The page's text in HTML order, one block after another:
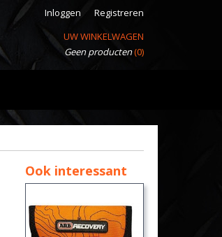
Inloggen
Registreren
UW WINKELWAGEN
Geen producten(0)
Ook interessant